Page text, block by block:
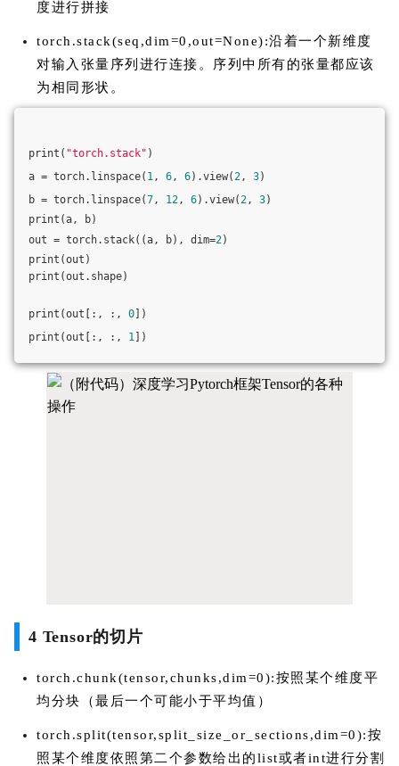
度进行拼接
torch.stack(seq,dim=0,out=None):沿着一个新维度
对输入张量序列进行连接。序列中所有的张量都应该
为相同形状。
print( "torch.stack" )
a = torch.linspace( 1, 6, 6).view(2, 3)
b = torch.linspace(7, 12, 6).view(2, 3)
print(a, b)
out = torch.stack((a, b), dim=2)
print(out)
print(out.shape)
print(out[:, :, 0 ])
print(out[:, :, 1 ])
4 Tensor的切片
torch.chunk(tensor,chunks,dim=0):按照某个维度平
均分块（最后一个可能小于平均值）
torch.split(tensor,split_size_or_sections,dim=0):按
照某个维度依照第二个参数给出的list或者int进行分割